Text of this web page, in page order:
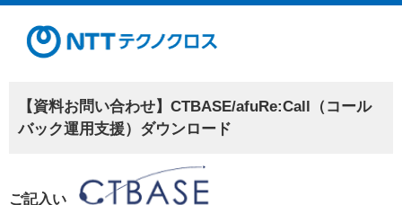
【資料お問い合わせ】CTBASE/afuRe:Call（コール
バック運用支援）ダウンロード
ご記入い